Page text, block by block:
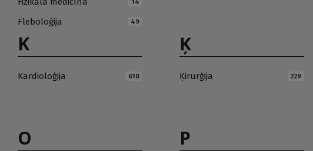
Fleboloģija 49
K
Kardioloģija 618
Ķ
Ķirurģija 229
O P